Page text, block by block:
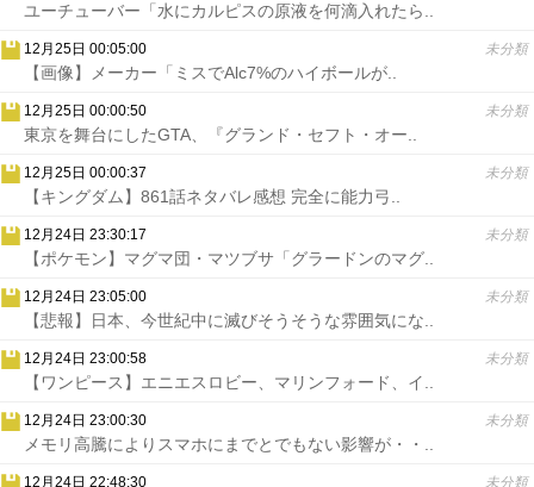
ユーチューバー「水にカルピスの原液を何滴入れたら..
12月25日 00:05:00 未分類
【画像】メーカー「ミスでAlc7%のハイボールが..
12月25日 00:00:50 未分類
東京を舞台にしたGTA、『グランド・セフト・オー..
12月25日 00:00:37 未分類
【キングダム】861話ネタバレ感想 完全に能力弓..
12月24日 23:30:17 未分類
【ポケモン】マグマ団・マツブサ「グラードンのマグ..
12月24日 23:05:00 未分類
【悲報】日本、今世紀中に滅びそうそうな雰囲気にな..
12月24日 23:00:58 未分類
【ワンピース】エニエスロビー、マリンフォード、イ..
12月24日 23:00:30 未分類
メモリ高騰によりスマホにまでとでもない影響が・・..
12月24日 22:48:30 未分類